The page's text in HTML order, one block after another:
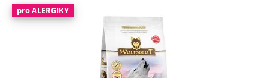
pro ALERGIKY